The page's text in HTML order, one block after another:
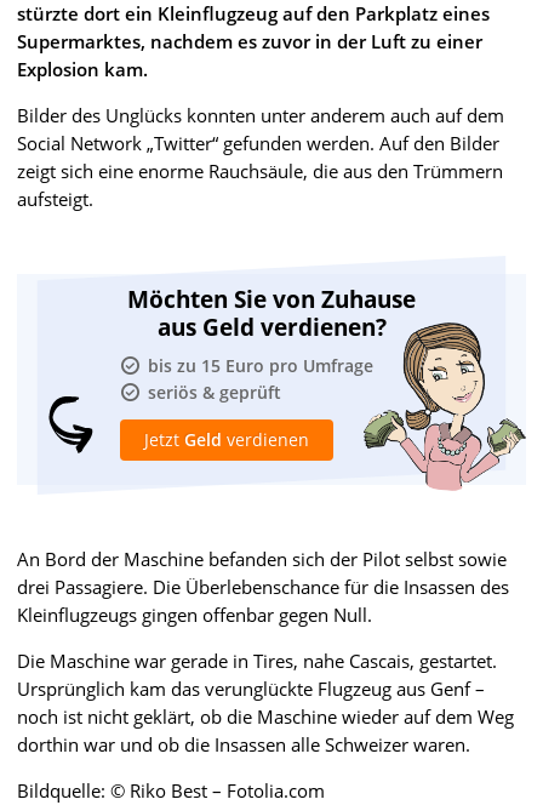
stürzte dort ein Kleinflugzeug auf den Parkplatz eines
Supermarktes, nachdem es zuvor in der Luft zu einer
Explosion kam.
Bilder des Unglücks konnten unter anderem auch auf dem
Social Network „Twitter“ gefunden werden. Auf den Bilder
zeigt sich eine enorme Rauchsäule, die aus den Trümmern
aufsteigt.
Möchten Sie von Zuhause
aus Geld verdienen?
bis zu 15 Euro pro Umfrage
seriös & geprüft
Jetzt Geld verdienen
An Bord der Maschine befanden sich der Pilot selbst sowie
drei Passagiere. Die Überlebenschance für die Insassen des
Kleinflugzeugs gingen offenbar gegen Null.
Die Maschine war gerade in Tires, nahe Cascais, gestartet.
Ursprünglich kam das verunglückte Flugzeug aus Genf –
noch ist nicht geklärt, ob die Maschine wieder auf dem Weg
dorthin war und ob die Insassen alle Schweizer waren.
Bildquelle: © Riko Best – Fotolia.com